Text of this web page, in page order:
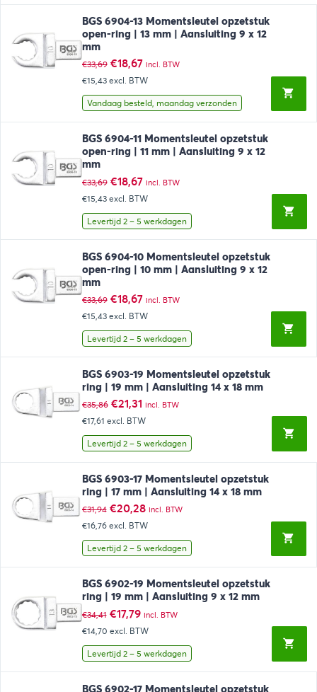
BGS 6904-13 Momentsleutel opzetstuk
open-ring | 13 mm | Aansluiting 9 x 12
mm
€33,69 Oorspronkelijke
prijs
was:
€33,69.
€18,67Huidige
prijs
is:
€18,67.
incl. BTW
€15,43 excl. BTW
Vandaag besteld, maandag verzonden
BGS 6904-11 Momentsleutel opzetstuk
open-ring | 11 mm | Aansluiting 9 x 12
mm
€33,69 Oorspronkelijke
prijs
was:
€33,69.
€18,67Huidige
prijs
is:
€18,67.
incl. BTW
€15,43 excl. BTW
Levertijd 2 – 5 werkdagen
BGS 6904-10 Momentsleutel opzetstuk
open-ring | 10 mm | Aansluiting 9 x 12
mm
€33,69 Oorspronkelijke
prijs
was:
€33,69.
€18,67Huidige
prijs
is:
€18,67.
incl. BTW
€15,43 excl. BTW
Levertijd 2 – 5 werkdagen
BGS 6903-19 Momentsleutel opzetstuk
ring | 19 mm | Aansluiting 14 x 18 mm
€35,86 Oorspronkelijke
prijs
was:
€35,86.
€21,31Huidige
prijs
is:
€21,31.
incl. BTW
€17,61 excl. BTW
Levertijd 2 – 5 werkdagen
BGS 6903-17 Momentsleutel opzetstuk
ring | 17 mm | Aansluiting 14 x 18 mm
€31,94 Oorspronkelijke
prijs
was:
€31,94.
€20,28Huidige
prijs
is:
€20,28.
incl. BTW
€16,76 excl. BTW
Levertijd 2 – 5 werkdagen
BGS 6902-19 Momentsleutel opzetstuk
ring | 19 mm | Aansluiting 9 x 12 mm
€34,41 Oorspronkelijke
prijs
was:
€34,41.
€17,79Huidige
prijs
is:
€17,79.
incl. BTW
€14,70 excl. BTW
Levertijd 2 – 5 werkdagen
BGS 6902-17 Momentsleutel opzetstuk